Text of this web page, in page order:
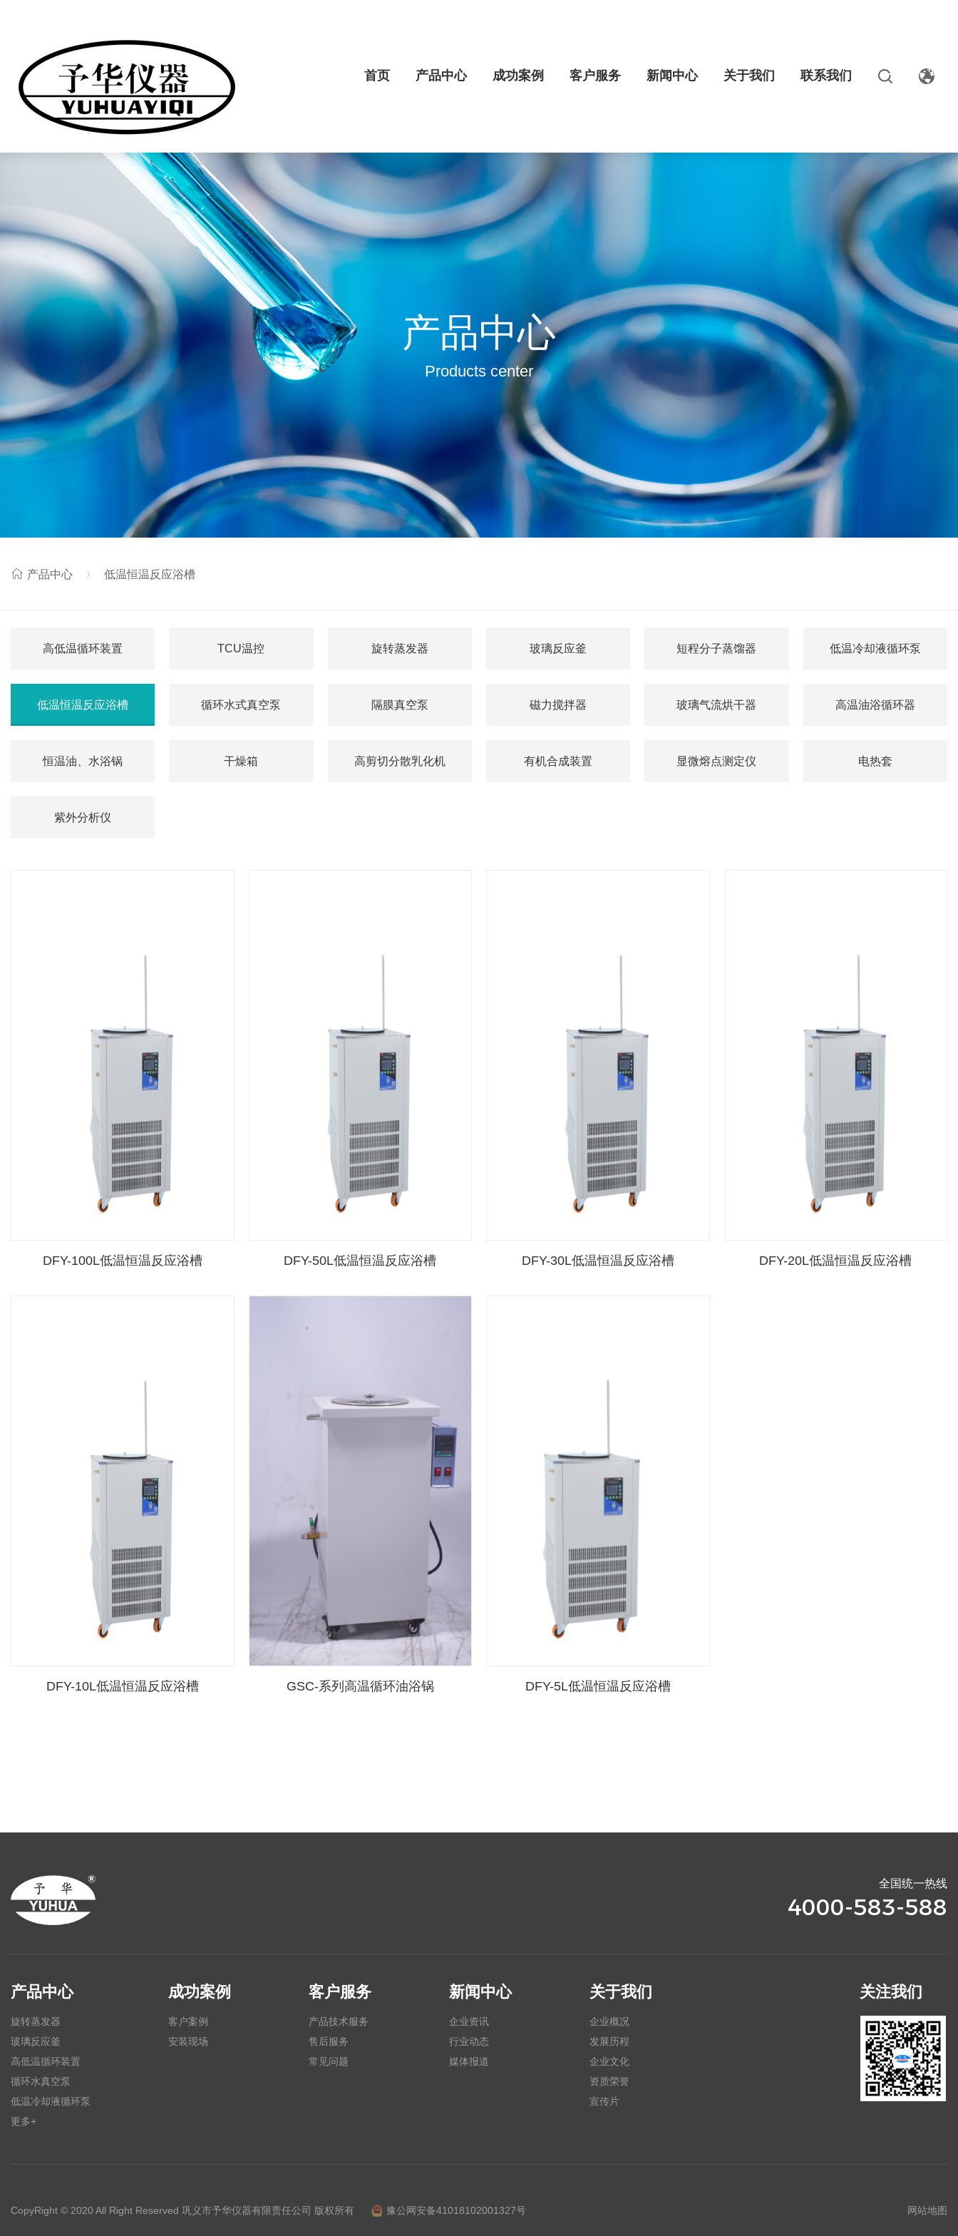
首页 产品中心 成功案例 客户服务 新闻中心 关于我们 联系我们
产品中心
Products center
产品中心 低温恒温反应浴槽
高低温循环装置 TCU温控 旋转蒸发器 玻璃反应釜 短程分子蒸馏器 低温冷却液循环泵
低温恒温反应浴槽 循环水式真空泵 隔膜真空泵 磁力搅拌器 玻璃气流烘干器 高温油浴循环器
恒温油、水浴锅 干燥箱 高剪切分散乳化机 有机合成装置 显微熔点测定仪 电热套
紫外分析仪
DFY-100L低温恒温反应浴槽 DFY-50L低温恒温反应浴槽 DFY-30L低温恒温反应浴槽 DFY-20L低温恒温反应浴槽
DFY-10L低温恒温反应浴槽 GSC-系列高温循环油浴锅 DFY-5L低温恒温反应浴槽
全国统一热线
4000-583-588
产品中心
旋转蒸发器
玻璃反应釜
高低温循环装置
循环水真空泵
低温冷却液循环泵
更多+
成功案例
客户案例
安装现场
客户服务
产品技术服务
售后服务
常见问题
新闻中心
企业资讯
行业动态
媒体报道
关于我们
企业概况
发展历程
企业文化
资质荣誉
宣传片
关注我们
CopyRight © 2020 All Right Reserved 巩义市予华仪器有限责任公司 版权所有 豫公网安备41018102001327号 网站地图